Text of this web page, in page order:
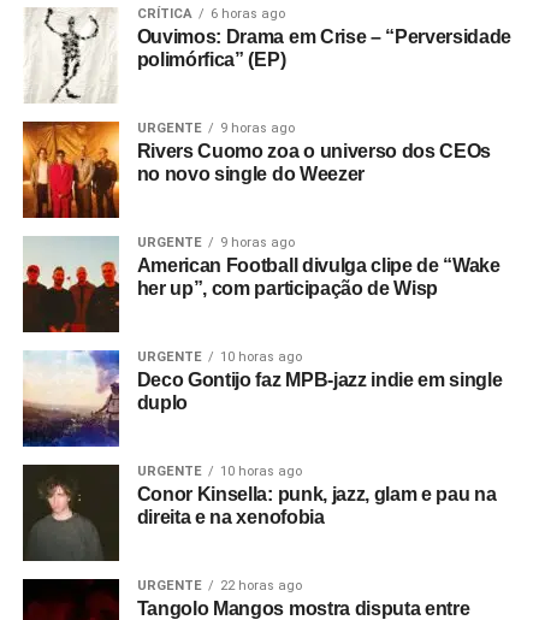
CRÍTICA 6 horas ago
Ouvimos: Drama em Crise – “Perversidade
polimórfica” (EP)
URGENTE 9 horas ago
Rivers Cuomo zoa o universo dos CEOs
no novo single do Weezer
URGENTE 9 horas ago
American Football divulga clipe de “Wake
her up”, com participação de Wisp
URGENTE 10 horas ago
Deco Gontijo faz MPB-jazz indie em single
duplo
URGENTE 10 horas ago
Conor Kinsella: punk, jazz, glam e pau na
direita e na xenofobia
URGENTE 22 horas ago
Tangolo Mangos mostra disputa entre